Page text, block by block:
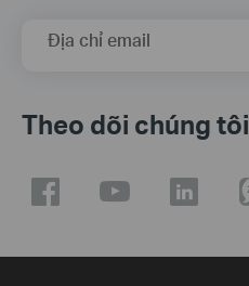
Địa chỉ email
Theo dõi chúng tôi